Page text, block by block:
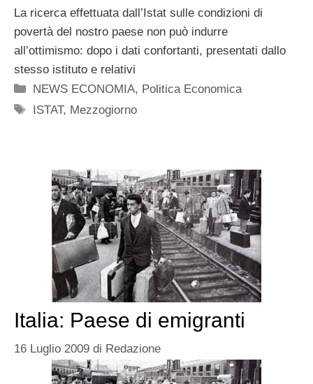
La ricerca effettuata dall’Istat sulle condizioni di
povertà del nostro paese non può indurre
all’ottimismo: dopo i dati confortanti, presentati dallo
stesso istituto e relativi
Categorie
NEWS ECONOMIA, Politica Economica
Tag
ISTAT, Mezzogiorno
Italia: Paese di emigranti
16 Luglio 2009 di Redazione